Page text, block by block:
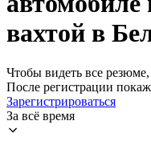
вахтой в
Чтобы видеть все резюме,
После регистрации
Зарегистрироваться
За всё время